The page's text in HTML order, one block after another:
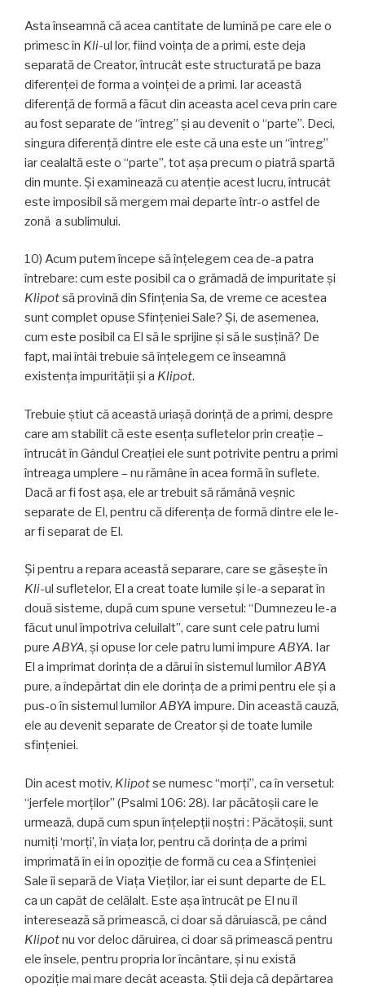
Asta înseamnă că acea cantitate de lumină pe care ele o
primesc în Kli-ul lor, fiind voinţa de a primi, este deja
separată de Creator, întrucât este structurată pe baza
diferenței de forma a voinţei de a primi. Iar această
diferență de formă a făcut din aceasta acel ceva prin care
au fost separate de “întreg” și au devenit o “parte”. Deci,
singura diferență dintre ele este că una este un “întreg”
iar cealaltă este o “parte”, tot așa precum o piatră spartă
din munte. Și examinează cu atenție acest lucru, întrucât
este imposibil să mergem mai departe într-o astfel de
zonă a sublimului.
10) Acum putem începe să înțelegem cea de-a patra
întrebare: cum este posibil ca o grămadă de impuritate și
Klipotsă provină din Sfințenia Sa, de vreme ce acestea
sunt complet opuse Sfințeniei Sale? Și, de asemenea,
cum este posibil ca El să le sprijine și să le susțină? De
fapt, mai întâi trebuie să înțelegem ce înseamnă
existența impurităţii și a Klipot.
Trebuie ştiut că această uriașă dorință de a primi, despre
care am stabilit că este esența sufletelor prin creație –
întrucât în Gândul Creației ele sunt potrivite pentru a primi
întreaga umplere – nu rămâne în acea formă în suflete.
Dacă ar fi fost aşa, ele ar trebuit să rămână veșnic
separate de El, pentru că diferența de formă dintre ele le-
ar fi separat de El.
Și pentru a repara această separare, care se găseşte în
Kli-ul sufletelor, El a creat toate lumile și le-a separat în
două sisteme, după cum spune versetul: “Dumnezeu le-a
făcut unul împotriva celuilalt”, care sunt cele patru lumi
pure ABYA, şi opuse lor cele patru lumi impure ABYA. Iar
El a imprimat dorința de a dărui în sistemul lumilorABYA
pure, a îndepărtat din ele dorința de a primi pentru ele și a
pus-o în sistemul lumilorABYA impure. Din această cauză,
ele au devenit separate de Creator și de toate lumile
sfințeniei.
Din acest motiv, Klipotse numesc “morți”, ca în versetul:
“jerfele morților” (Psalmi 106: 28). Iar păcătoşii care le
urmează, după cum spun înțelepții noștri : Păcătoşii, sunt
numiţi ‘morţi’, în viața lor, pentru că dorința de a primi
imprimată în ei în opoziție de formă cu cea a Sfințeniei
Sale îi separă de Viața Vieților, iar ei sunt departe de EL
ca un capăt de celălalt. Este așa întrucât pe El nu îl
interesează să primească, ci doar să dăruiască, pe când
Klipotnu vor deloc dăruirea, ci doar să primească pentru
ele însele, pentru propria lor încântare, și nu există
opoziţie mai mare decât aceasta. Știi deja că depărtarea